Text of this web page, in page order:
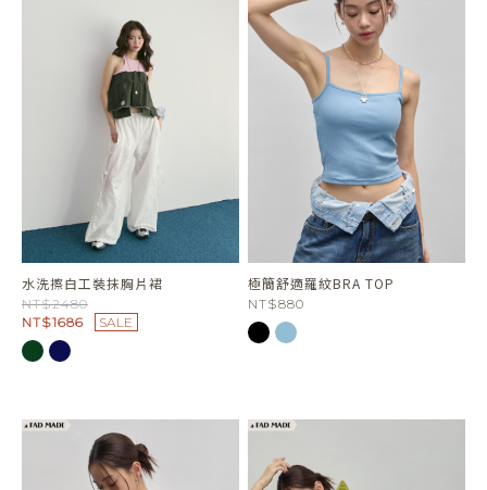
水洗擦白工裝抹胸片裙
NT$2480
NT$1686
SALE
極簡舒適羅紋BRA TOP
NT$880